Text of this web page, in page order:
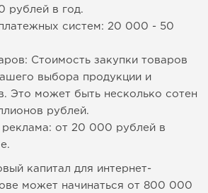
рублей в год.
систем: 20 000 - 50
Стоимость закупки товаров
выбора продукции и
Это может быть несколько сотен
рублей.
реклама: от 20 000 рублей в
капитал для интернет-
может начинаться от 800 000